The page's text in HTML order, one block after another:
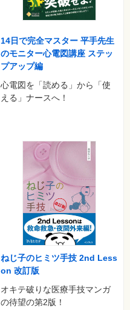
14日で完全マスター 平手先生
のモニター心電図講座 ステッ
プアップ編
心電図を「読める」から「使
える」ナースへ！
ねじ子のヒミツ手技 2nd Less
on 改訂版
オキテ破りな医療手技マンガ
の待望の第2版！